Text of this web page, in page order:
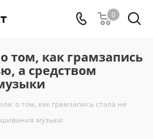
0
том, как грамзапись
а средством
о том, как грамзапись стала не
музыки